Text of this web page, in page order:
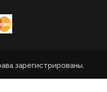
зарегистрированы.